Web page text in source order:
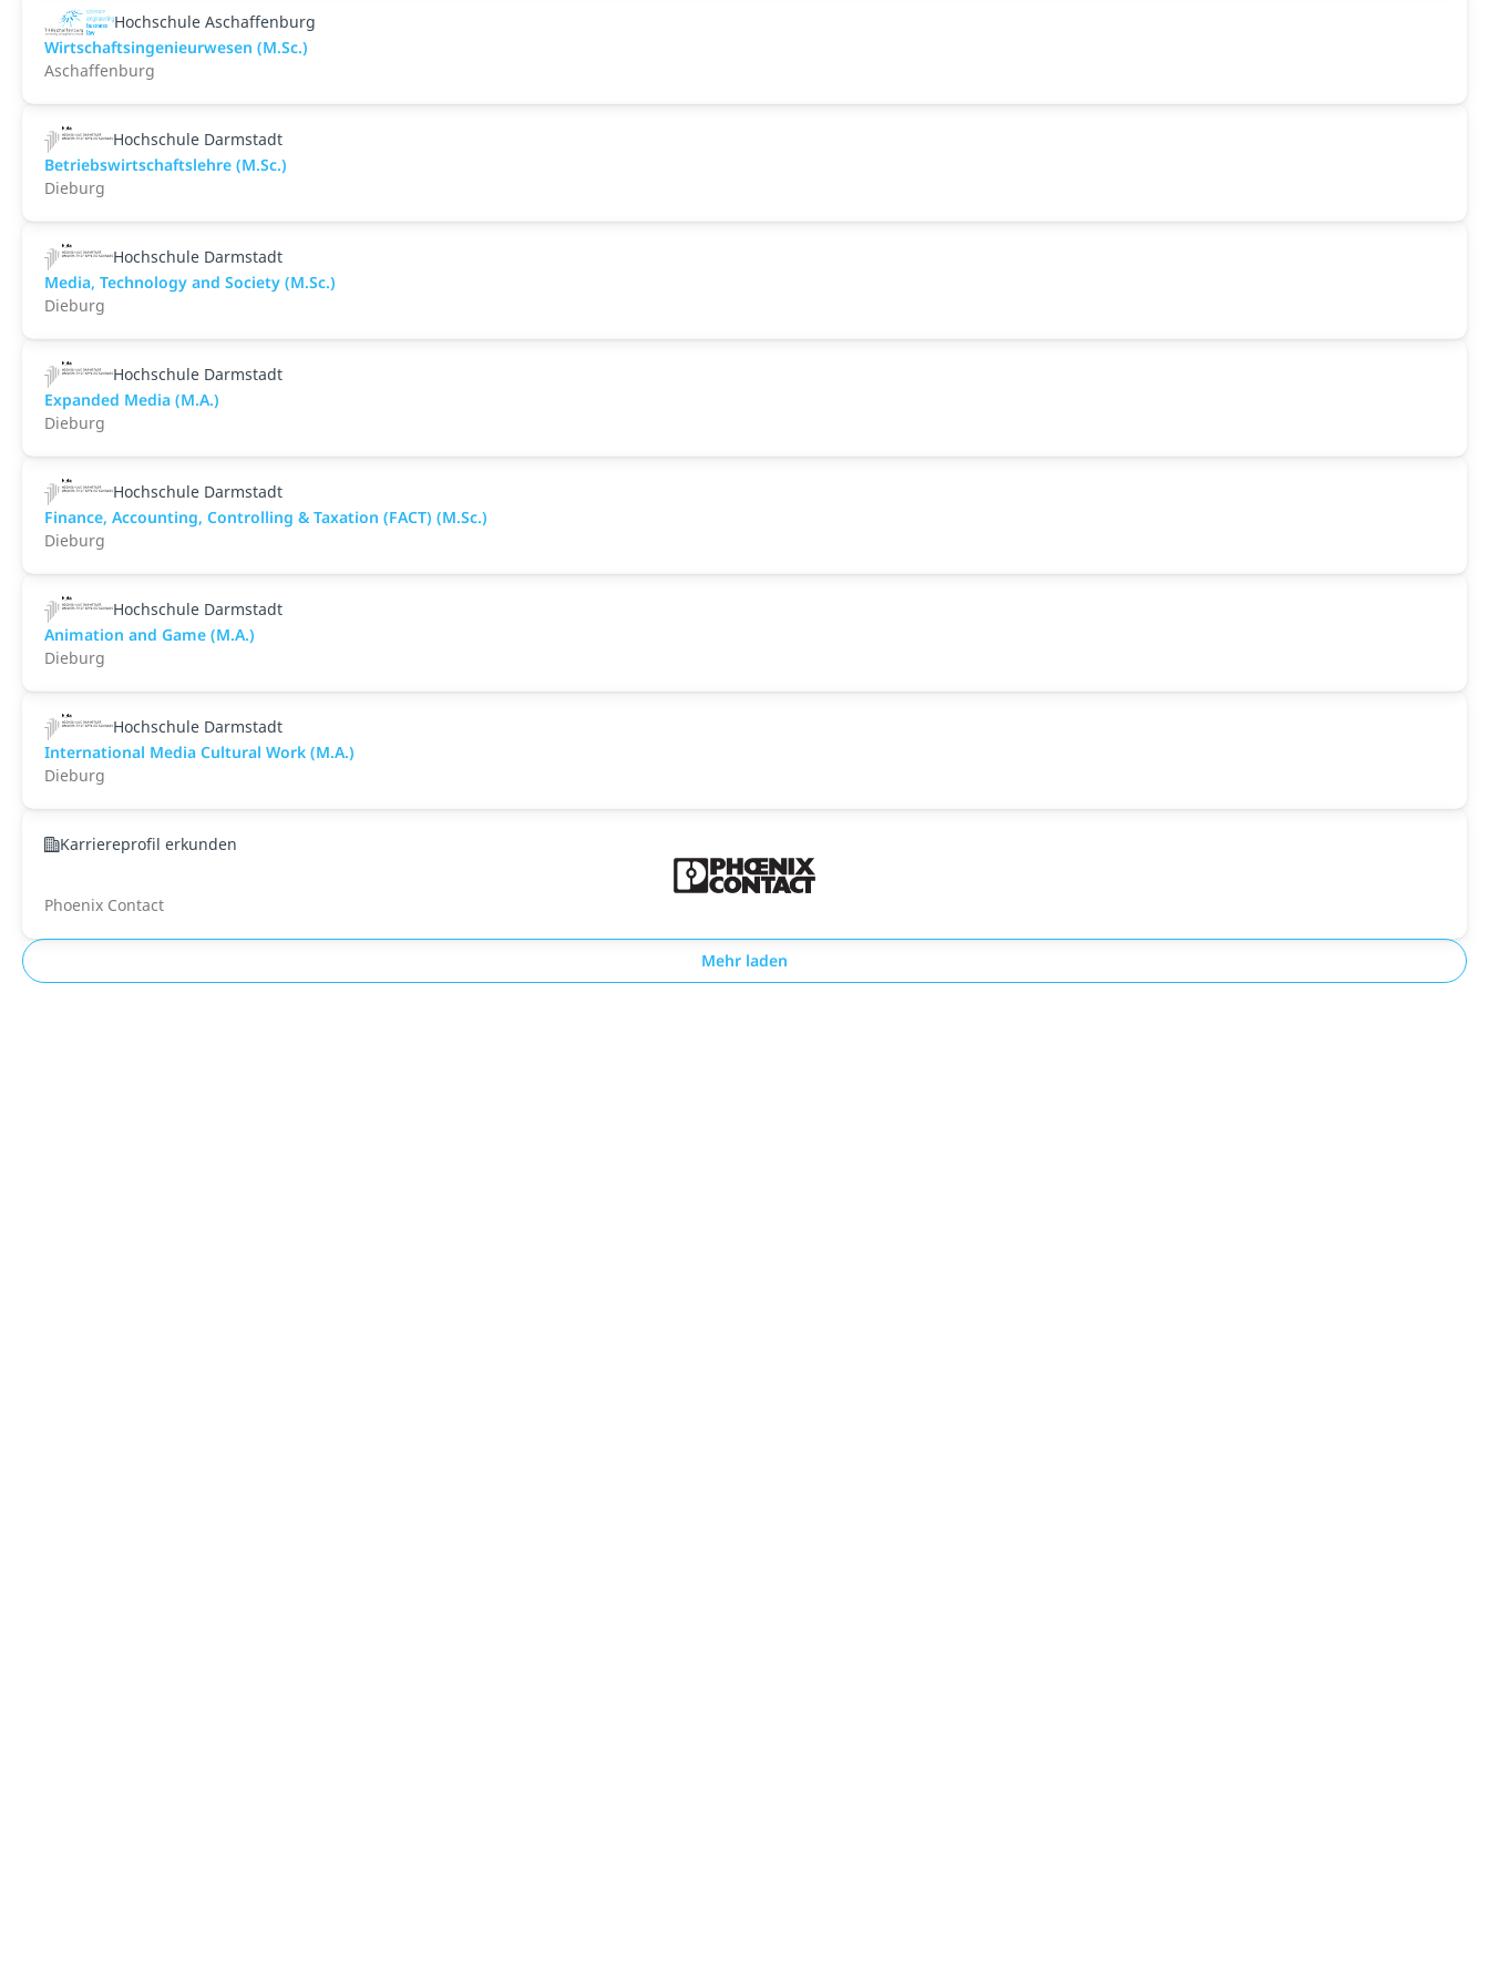
Hochschule Aschaffenburg
Wirtschaftsingenieurwesen (M.Sc.)
Aschaffenburg
Hochschule Darmstadt
Betriebswirtschaftslehre (M.Sc.)
Dieburg
Hochschule Darmstadt
Media, Technology and Society (M.Sc.)
Dieburg
Hochschule Darmstadt
Expanded Media (M.A.)
Dieburg
Hochschule Darmstadt
Finance, Accounting, Controlling & Taxation (FACT) (M.Sc.)
Dieburg
Hochschule Darmstadt
Animation and Game (M.A.)
Dieburg
Hochschule Darmstadt
International Media Cultural Work (M.A.)
Dieburg
Karriereprofil erkunden
Phoenix Contact
Mehr laden